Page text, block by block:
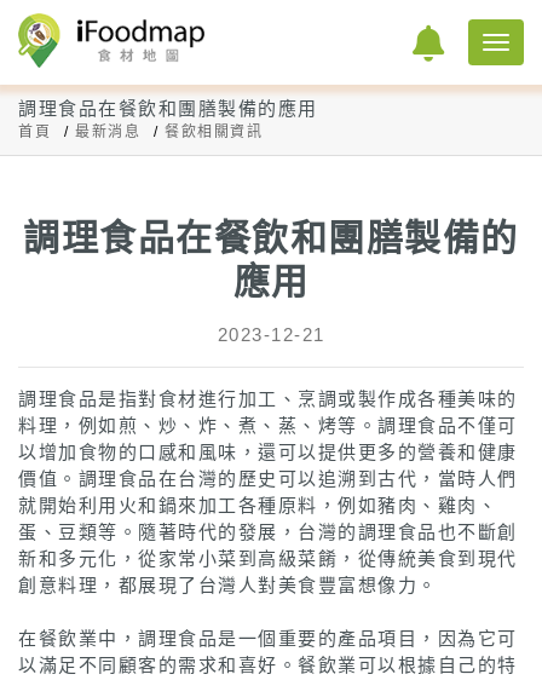
調理食品在餐飲和團膳製備的應用
首頁 最新消息 餐飲相關資訊
調理食品在餐飲和團膳製備的
應用
2023-12-21
調理食品是指對食材進行加工、烹調或製作成各種美味的
料理，例如煎、炒、炸、煮、蒸、烤等。調理食品不僅可
以增加食物的口感和風味，還可以提供更多的營養和健康
價值。調理食品在台灣的歷史可以追溯到古代，當時人們
就開始利用火和鍋來加工各種原料，例如豬肉、雞肉、
蛋、豆類等。隨著時代的發展，台灣的調理食品也不斷創
新和多元化，從家常小菜到高級菜餚，從傳統美食到現代
創意料理，都展現了台灣人對美食豐富想像力。
在餐飲業中，調理食品是一個重要的產品項目，因為它可
以滿足不同顧客的需求和喜好。餐飲業可以根據自己的特